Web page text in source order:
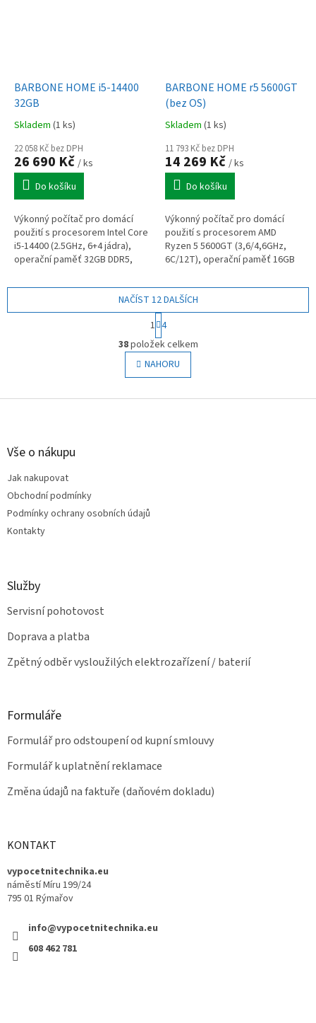
BARBONE HOME i5-14400
32GB
Skladem (1 ks)
22 058 Kč bez DPH
26 690 Kč / ks
Do košíku
Výkonný počítač pro domácí
použití s procesorem Intel Core
i5-14400 (2.5GHz, 6+4 jádra),
operační paměť 32GB DDR5,
730, výstupy DP+HDMI+VGA,
BARBONE HOME r5 5600GT
(bez OS)
Skladem (1 ks)
11 793 Kč bez DPH
14 269 Kč / ks
Do košíku
Výkonný počítač pro domácí
použití s procesorem AMD
Ryzen 5 5600GT (3,6/4,6GHz,
6C/12T), operační paměť 16GB
graphics (v CPU), výstupy VGA,
DP,...
O
v
l
á
NAČÍST 12 DALŠÍCH
S
t
r
á
n
k
v
1 4
38položek celkem
NAHORU
Z
Vše o nákupu
Jak nakupovat
Obchodní podmínky
Podmínky ochrany osobních údajů
Kontakty
Služby
Servisní pohotovost
Doprava a platba
Zpětný odběr vysloužilých elektrozařízení / baterií
Formuláře
Formulář pro odstoupení od kupní smlouvy
Formulář k uplatnění reklamace
Změna údajů na faktuře (daňovém dokladu)
KONTAKT
vypocetnitechnika.eu
náměstí Míru 199/24
795 01 Rýmařov
info@vypocetnitechnika.eu
608 462 781